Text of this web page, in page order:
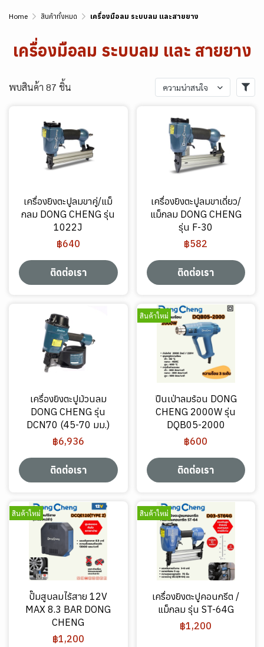
Home สินค้าทั้งหมด เครื่องมือลม ระบบลม และสายยาง
เครื่องมือลม ระบบลม และ สายยาง
พบสินค้า 87 ชิ้น ความน่าสนใจ
เครื่องยิงตะปูลมขาคู่/แม็
กลม DONG CHENG รุ่น
1022J
฿640
ติดต่อเรา
เครื่องยิงตะปูลมขาเดี่ยว/
แม็กลม DONG CHENG
รุ่น F-30
฿582
ติดต่อเรา
เครื่องยิงตะปูม้วนลม
DONG CHENG รุ่น
DCN70 (45-70 มม.)
฿6,936
ติดต่อเรา
สินค้าใหม่
ปืนเป่าลมร้อน DONG
CHENG 2000W รุ่น
DQB05-2000
฿600
ติดต่อเรา
สินค้าใหม่
ปั๊มสูบลมไร้สาย 12V
MAX 8.3 BAR DONG
CHENG
฿1,200
สินค้าใหม่
เครื่องยิงตะปูคอนกรีต /
แม็กลม รุ่น ST-64G
฿1,200